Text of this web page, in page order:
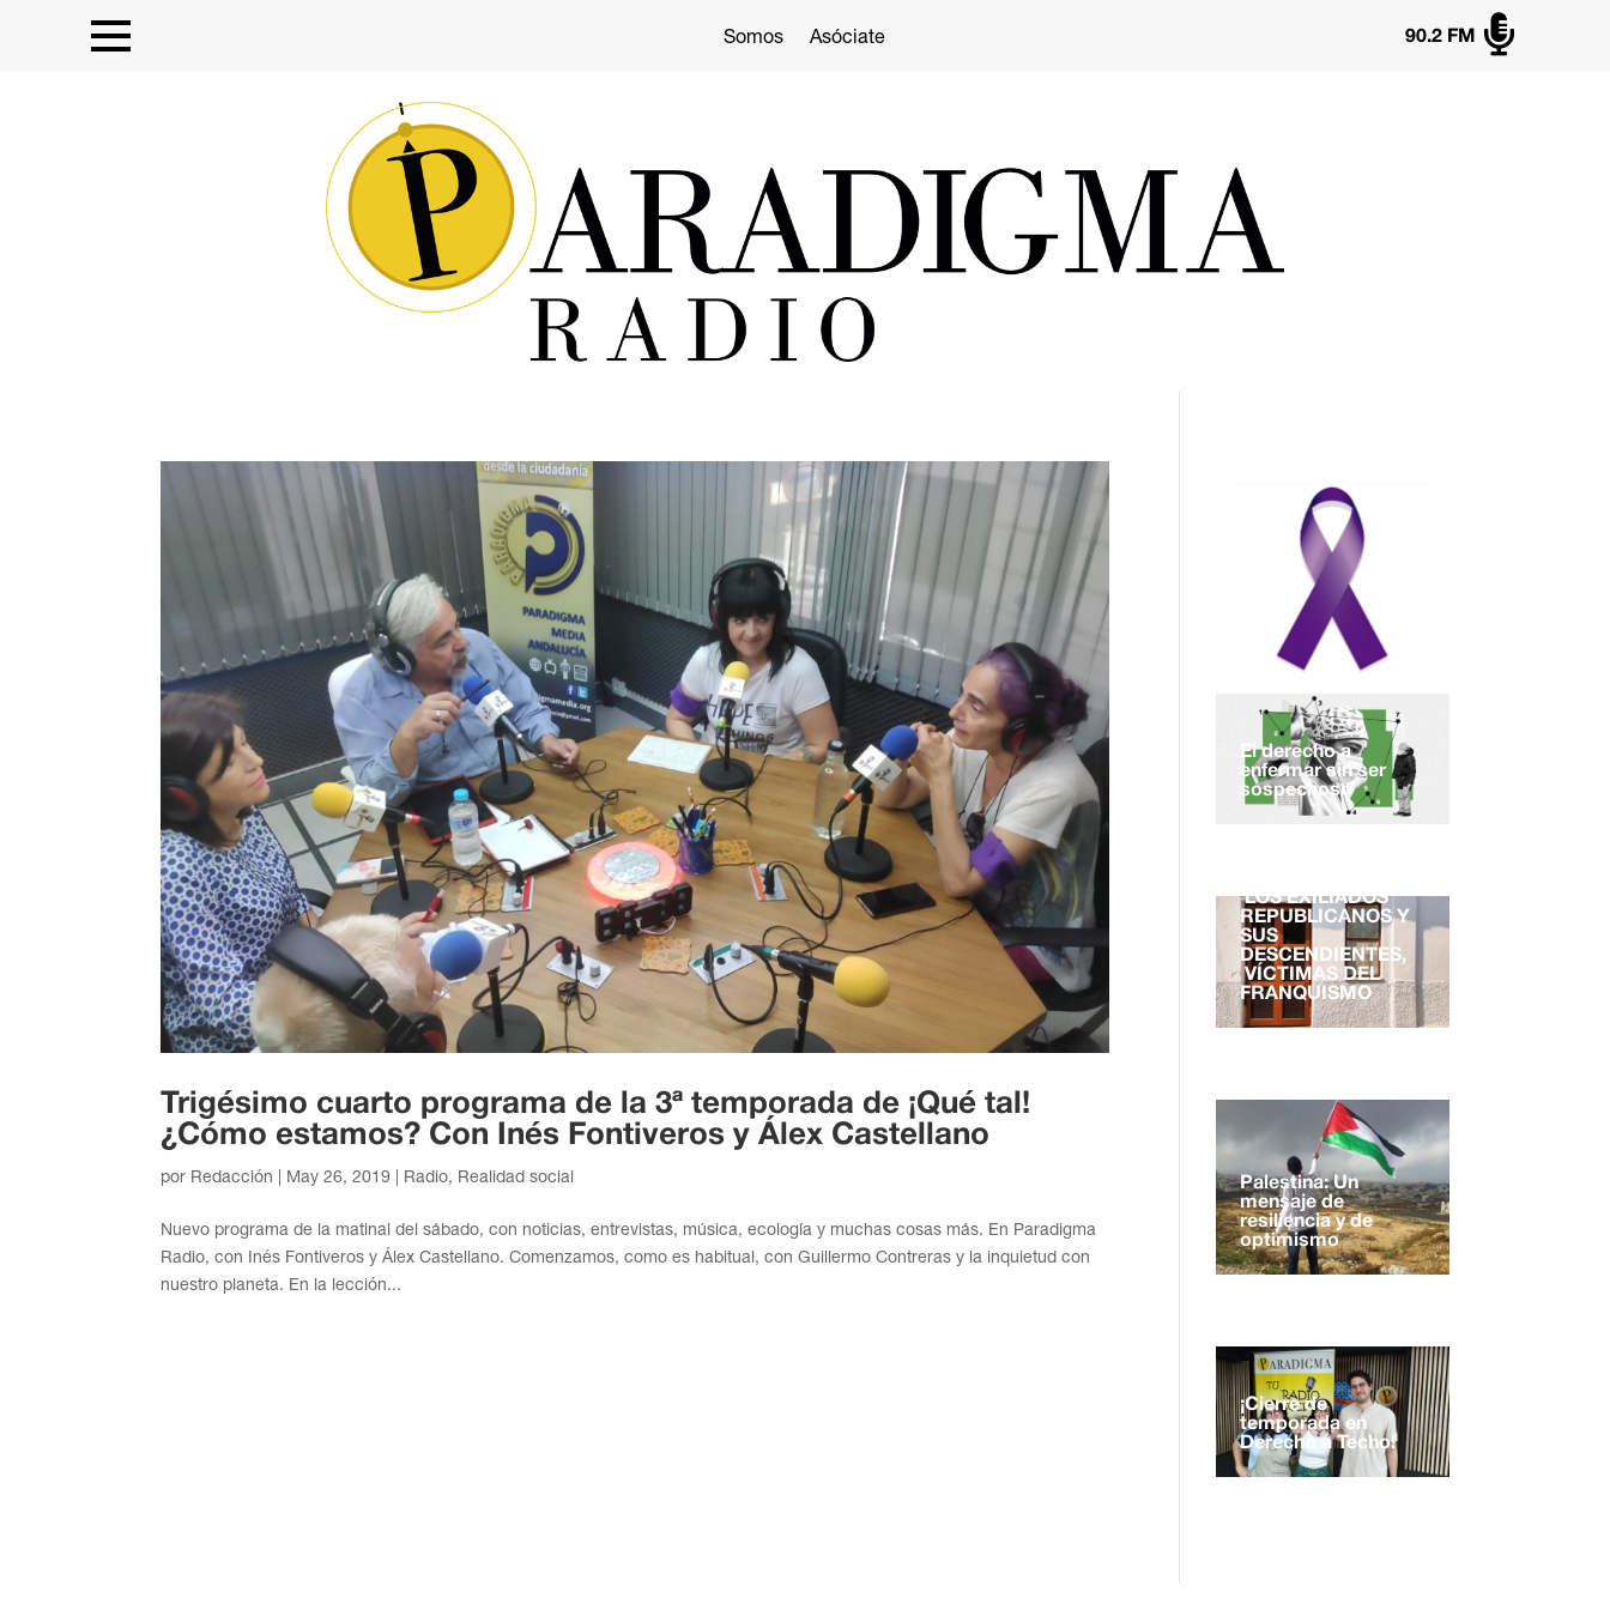
Somos Asóciate 
90.2 FM
Trigésimo cuarto programa de la 3ª temporada de ¡Qué tal!
¿Cómo estamos? Con Inés Fontiveros y Álex Castellano
por Redacción May 26, 2019 Radio, Realidad social
Nuevo programa de la matinal del sábado, con noticias, entrevistas, música, ecología y muchas cosas más. En Paradigma
Radio, con Inés Fontiveros y Álex Castellano. Comenzamos, como es habitual, con Guillermo Contreras y la inquietud con
nuestro planeta. En la lección...
El derecho a
enfermar sin ser
sospechoso
LOS EXILIADOS
REPUBLICANOS Y
SUS
DESCENDIENTES,
VÍCTIMAS DEL
FRANQUISMO
Palestina: Un
mensaje de
resiliencia y de
optimismo
¡Cierre de
temporada en
Derecho a Techo!